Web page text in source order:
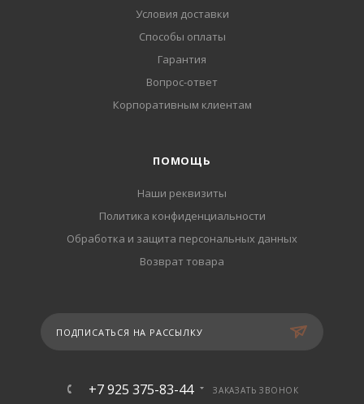
Условия доставки
Способы оплаты
Гарантия
Вопрос-ответ
Корпоративным клиентам
ПОМОЩЬ
Наши реквизиты
Политика конфиденциальности
Обработка и защита персональных данных
Возврат товара
ПОДПИСАТЬСЯ НА РАССЫЛКУ
+7 925 375-83-44 ЗАКАЗАТЬ ЗВОНОК